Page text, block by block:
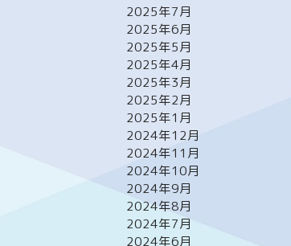
2025年7月
2025年6月
2025年5月
2025年4月
2025年3月
2025年2月
2025年1月
2024年12月
2024年11月
2024年10月
2024年9月
2024年8月
2024年7月
2024年6月